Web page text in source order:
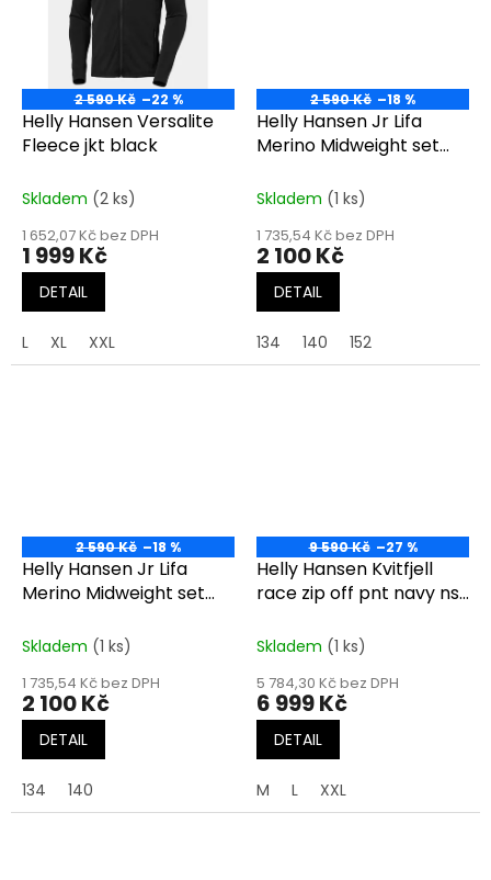
2 590 Kč –22 %
Helly Hansen Versalite
Fleece jkt black
Skladem (2 ks)
1 652,07 Kč bez DPH
1 999 Kč
DETAIL
L XL XXL
2 590 Kč –18 %
Helly Hansen Jr Lifa
Merino Midweight set
Skladem (1 ks)
1 735,54 Kč bez DPH
2 100 Kč
DETAIL
134 140 152
2 590 Kč –18 %
Helly Hansen Jr Lifa
Merino Midweight set
Skladem (1 ks)
1 735,54 Kč bez DPH
2 100 Kč
DETAIL
134 140
9 590 Kč –27 %
Helly Hansen Kvitfjell
race zip off pnt navy nsf
Skladem (1 ks)
5 784,30 Kč bez DPH
6 999 Kč
DETAIL
M L XXL